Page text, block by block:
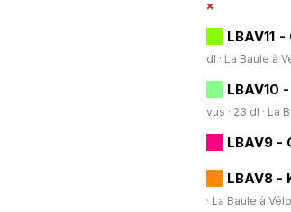
LBAV11
dl · La Baule à
LBAV10
vus · 23 dl · La
LBAV9 -
LBAV8 -
· La Baule à Vélo